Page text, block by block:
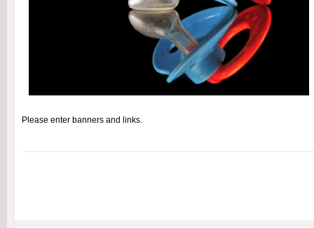
Please enter banners and links.